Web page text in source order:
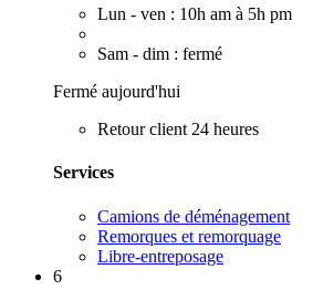
Lun - ven : 10h am à 5h pm
Sam - dim : fermé
Fermé aujourd'hui
Retour client 24 heures
Services
Camions de déménagement
Remorques et remorquage
Libre-entreposage
6